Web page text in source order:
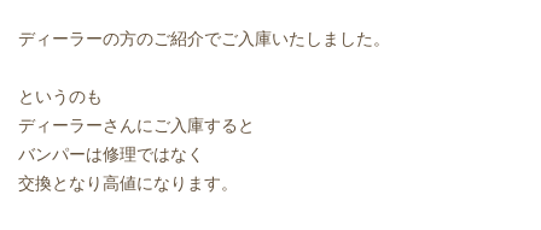
ディーラーの方のご紹介でご入庫いたしました。
というのも
ディーラーさんにご入庫すると
バンパーは修理ではなく
交換となり高値になります。